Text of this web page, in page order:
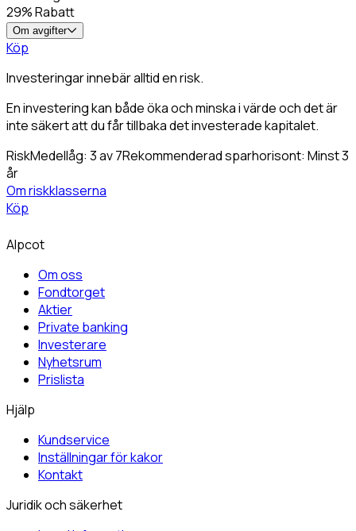
29% Rabatt
Om avgifter
Köp
Investeringar innebär alltid en risk.
En investering kan både öka och minska i värde och det är
inte säkert att du får tillbaka det investerade kapitalet.
RiskMedellåg: 3av 7Rekommenderad sparhorisont: Minst 3
år
Om riskklasserna
Köp
Alpcot
Om oss
Fondtorget
Aktier
Private banking
Investerare
Nyhetsrum
Prislista
Hjälp
Kundservice
Inställningar för kakor
Kontakt
Juridik och säkerhet